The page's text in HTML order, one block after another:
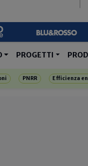
PROGETTI
PNRR Efficienza